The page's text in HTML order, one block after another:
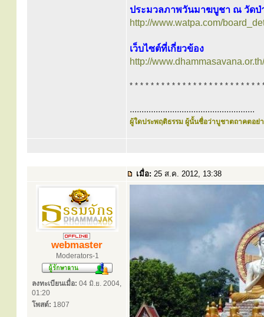
ประมวลภาพวันมาฆบูชา ณ วัดป่
http://www.watpa.com/
เว็บไซต์ที่เกี่ยวข้อง
http://www.dhammasavana.or.th/
* * * * * * * * * * * * * * * * * * * * * * * * *
.....................................................
ผู้ใดประพฤติธรรม ผู้นั้นชื่อว่าบูชาตถาคตอย่า
เมื่อ: 25 ส.ค. 2012, 13:38
webmaster
Moderators-1
ลงทะเบียนเมื่อ: 04 มิ.ย. 2004,
01:20
โพสต์: 1807